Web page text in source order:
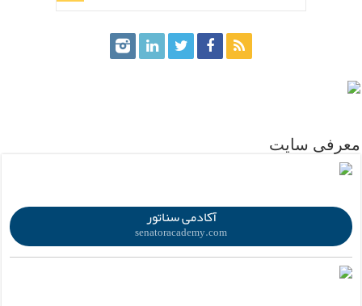
معرفی سایت
آکادمی سناتور
senatoracademy.com